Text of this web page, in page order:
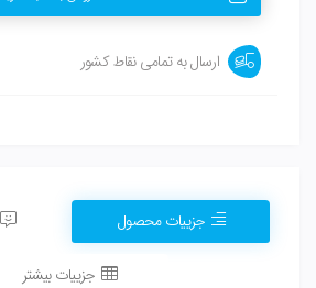
ارسال به تمامی نقاط کشور
جزییات محصول
جزییات بیشتر